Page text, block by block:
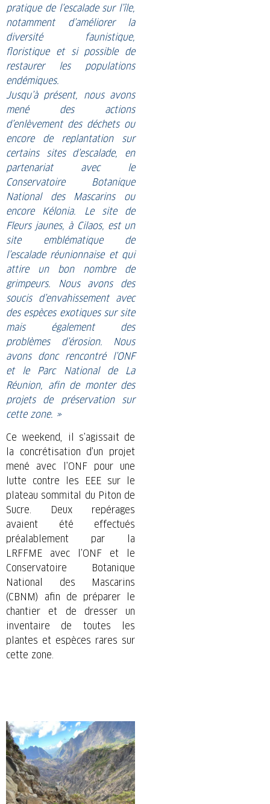
pratique de l’escalade sur l’île,
notamment d’améliorer la
diversité faunistique,
floristique et si possible de
restaurer les populations
endémiques.
Jusqu’à présent, nous avons
mené des actions
d’enlèvement des déchets ou
encore de replantation sur
certains sites d’escalade, en
partenariat avec le
Conservatoire Botanique
National des Mascarins ou
encore Kélonia. Le site de
Fleurs jaunes, à Cilaos, est un
site emblématique de
l’escalade réunionnaise et qui
attire un bon nombre de
grimpeurs. Nous avons des
soucis d’envahissement avec
des espèces exotiques sur site
mais également des
problèmes d’érosion. Nous
avons donc rencontré l’ONF
et le Parc National de La
Réunion, afin de monter des
projets de préservation sur
cette zone. »
Ce weekend, il s’agissait de
la concrétisation d’un projet
mené avec l’ONF pour une
lutte contre les EEE sur le
plateau sommital du Piton de
Sucre. Deux repérages
avaient été effectués
préalablement par la
LRFFME avec l’ONF et le
Conservatoire Botanique
National des Mascarins
(CBNM) afin de préparer le
chantier et de dresser un
inventaire de toutes les
plantes et espèces rares sur
cette zone.